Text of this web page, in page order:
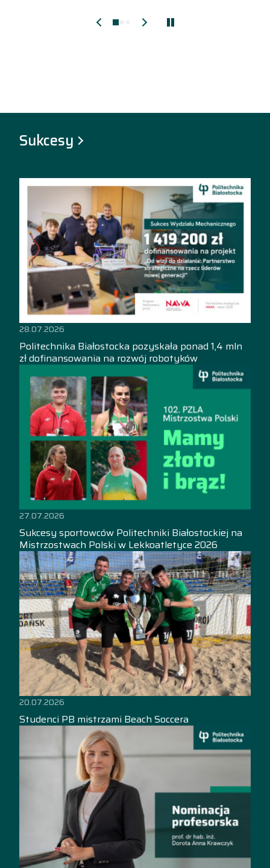
Pokaż starsze aktualności
Pokaż nowsze aktualności
Sukcesy
28.07.2026
Politechnika Białostocka pozyskała ponad 1,4 mln
zł dofinansowania na rozwój robotyków
27.07.2026
Sukcesy sportowców Politechniki Białostockiej na
Mistrzostwach Polski w Lekkoatletyce 2026
20.07.2026
Studenci PB mistrzami Beach Soccera